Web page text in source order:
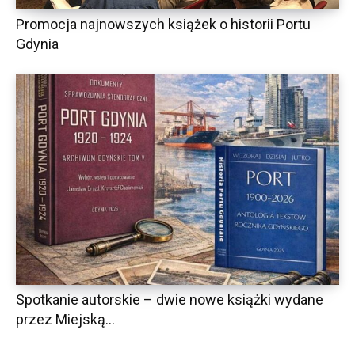
Promocja najnowszych książek o historii Portu
Gdynia
Spotkanie autorskie – dwie nowe książki wydane
przez Miejską...